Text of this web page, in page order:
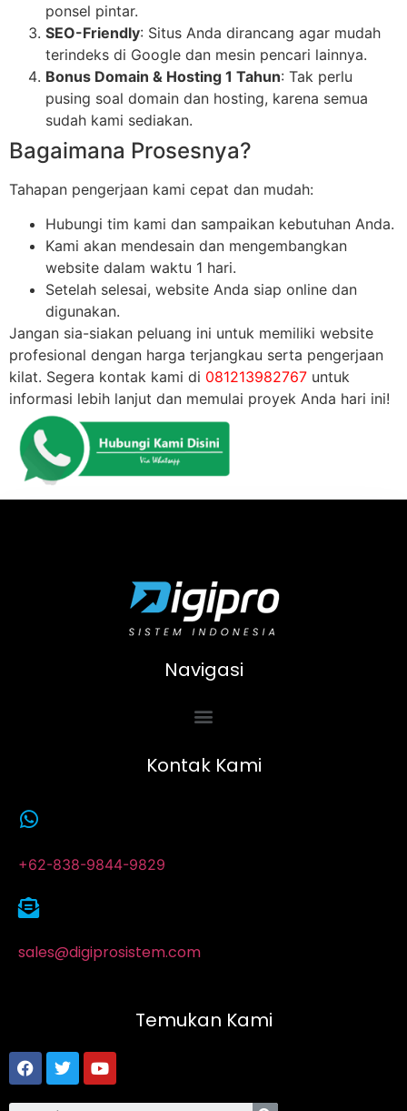
ponsel pintar.
SEO-Friendly: Situs Anda dirancang agar mudah
terindeks di Google dan mesin pencari lainnya.
Bonus Domain & Hosting 1 Tahun: Tak perlu
pusing soal domain dan hosting, karena semua
sudah kami sediakan.
Bagaimana Prosesnya?
Tahapan pengerjaan kami cepat dan mudah:
Hubungi tim kami dan sampaikan kebutuhan Anda.
Kami akan mendesain dan mengembangkan
website dalam waktu 1 hari.
Setelah selesai, website Anda siap online dan
digunakan.
Jangan sia-siakan peluang ini untuk memiliki website
profesional dengan harga terjangkau serta pengerjaan
kilat. Segera kontak kami di 081213982767 untuk
informasi lebih lanjut dan memulai proyek Anda hari ini!
Navigasi
Kontak Kami
+62-838-9844-9829
sales@digiprosistem.com
Temukan Kami